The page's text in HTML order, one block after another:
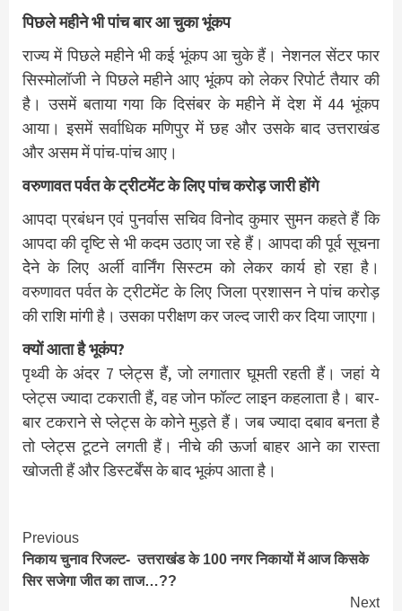
पिछले महीने भी पांच बार आ चुका भूंकप
राज्य में पिछले महीने भी कई भूंकप आ चुके हैं। नेशनल सेंटर फार
सिस्मोलॉजी ने पिछले महीने आए भूंकप को लेकर रिपोर्ट तैयार की
है। उसमें बताया गया कि दिसंबर के महीने में देश में 44 भूंकप
आया। इसमें सर्वाधिक मणिपुर में छह और उसके बाद उत्तराखंड
और असम में पांच-पांच आए।
वरुणावत पर्वत के ट्रीटमेंट के लिए पांच करोड़ जारी होंगे
आपदा प्रबंधन एवं पुनर्वास सचिव विनोद कुमार सुमन कहते हैं कि
आपदा की दृष्टि से भी कदम उठाए जा रहे हैं। आपदा की पूर्व सूचना
देेने के लिए अर्ली वार्निंग सिस्टम को लेकर कार्य हो रहा है।
वरुणावत पर्वत के ट्रीटमेंट के लिए जिला प्रशासन ने पांच करोड़
की राशि मांगी है। उसका परीक्षण कर जल्द जारी कर दिया जाएगा।
क्यों आता है भूकंप?
पृथ्वी के अंदर 7 प्लेट्स हैं, जो लगातार घूमती रहती हैं। जहां ये
प्लेट्स ज्यादा टकराती हैं, वह जोन फॉल्ट लाइन कहलाता है। बार-
बार टकराने से प्लेट्स के कोने मुड़ते हैं। जब ज्यादा दबाव बनता है
तो प्लेट्स टूटने लगती हैं। नीचे की ऊर्जा बाहर आने का रास्ता
खोजती हैं और डिस्टर्बेंस के बाद भूकंप आता है।
Continue
Reading
Previous
निकाय चुनाव रिजल्ट- उत्तराखंड के 100 नगर निकायों में आज किसके
सिर सजेगा जीत का ताज…??
Next